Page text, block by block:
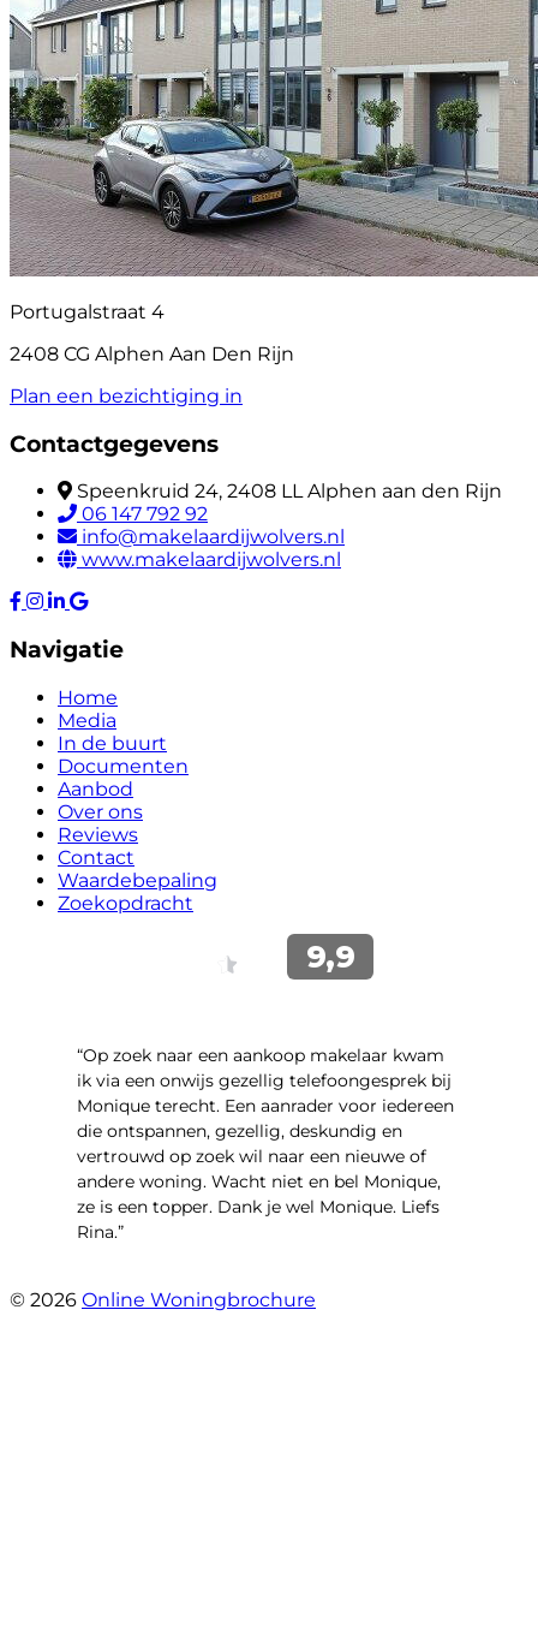
Portugalstraat 4
2408 CG Alphen Aan Den Rijn
Plan een bezichtiging in
Contactgegevens
Speenkruid 24, 2408 LL Alphen aan den Rijn
06 147 792 92
info@makelaardijwolvers.nl
www.makelaardijwolvers.nl
Navigatie
Home
Media
In de buurt
Documenten
Aanbod
Over ons
Reviews
Contact
Waardebepaling
Zoekopdracht
“Op zoek naar een aankoop makelaar kwam
ik via een onwijs gezellig telefoongesprek bij
Monique terecht. Een aanrader voor iedereen
die ontspannen, gezellig, deskundig en
vertrouwd op zoek wil naar een nieuwe of
andere woning. Wacht niet en bel Monique,
ze is een topper. Dank je wel Monique. Liefs
Rina.”
© 2026 Online Woningbrochure